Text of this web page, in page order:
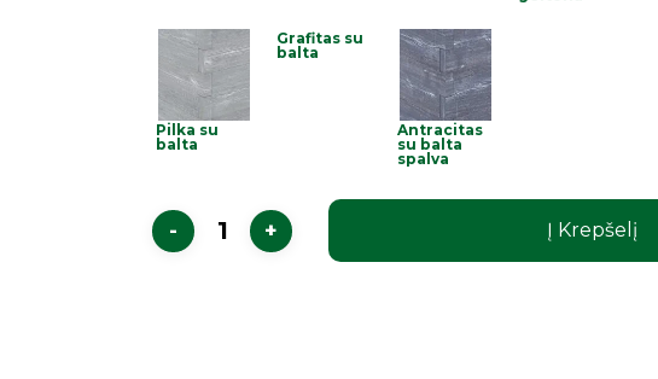
Pilka su
balta
Grafitas su
balta
Antracitas
su balta
spalva
Į Krepšelį